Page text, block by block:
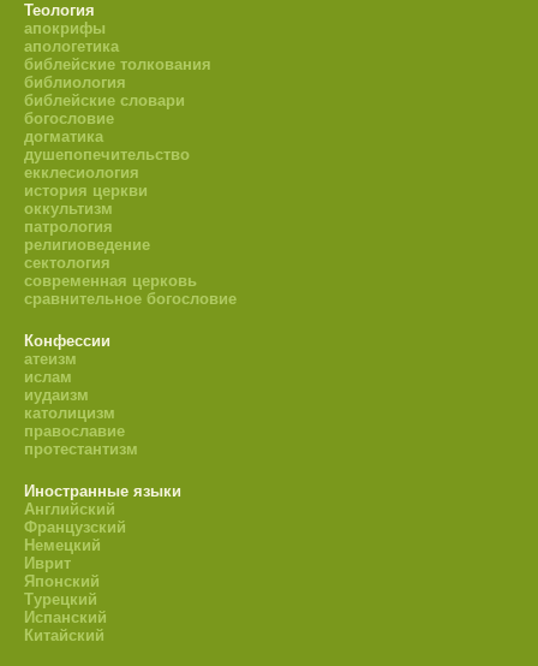
Теология
апокрифы
апологетика
библейские толкования
библиология
библейские словари
богословие
догматика
душепопечительство
екклесиология
история церкви
оккультизм
патрология
религиоведение
сектология
современная церковь
сравнительное богословие
Конфессии
атеизм
ислам
иудаизм
католицизм
православие
протестантизм
Иностранные языки
Английский
Французский
Немецкий
Иврит
Японский
Турецкий
Испанский
Китайский